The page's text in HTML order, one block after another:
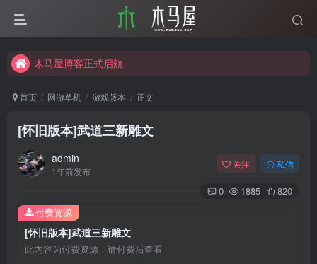
木马屋博客正式启航
互联网分享精神
木马屋博客正式启航
首页 网游单机 游戏版本 正文
[怀旧版本]武道三新雕文
admin
1年前发布
关注 私信
0 1885 820
[怀旧版本]武道三新雕文
此内容为付费资源，请付费后查看
付费资源